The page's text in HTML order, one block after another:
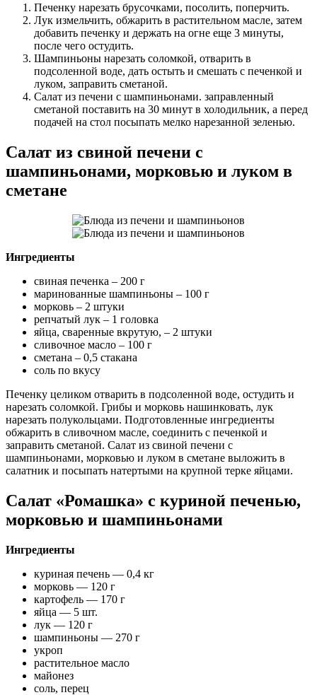
Печенку нарезать брусочками, посолить, поперчить.
Лук измельчить, обжарить в растительном масле, затем
добавить печенку и держать на огне еще 3 минуты,
после чего остудить.
Шампиньоны нарезать соломкой, отварить в
подсоленной воде, дать остыть и смешать с печенкой и
луком, заправить сметаной.
Салат из печени с шампиньонами. заправленный
сметаной поставить на 30 минут в холодильник, а перед
подачей на стол посыпать мелко нарезанной зеленью.
Салат из свиной печени с
шампиньонами, морковью и луком в
сметане
Ингредиенты
свиная печенка – 200 г
маринованные шампиньоны – 100 г
морковь – 2 штуки
репчатый лук – 1 головка
яйца, сваренные вкрутую, – 2 штуки
сливочное масло – 100 г
сметана – 0,5 стакана
соль по вкусу
Печенку целиком отварить в подсоленной воде, остудить и
нарезать соломкой. Грибы и морковь нашинковать, лук
нарезать полукольцами. Подготовленные ингредиенты
обжарить в сливочном масле, соединить с печенкой и
заправить сметаной. Салат из свиной печени с
шампиньонами, морковью и луком в сметане выложить в
салатник и посыпать натертыми на крупной терке яйцами.
Салат «Ромашка» с куриной печенью,
морковью и шампиньонами
Ингредиенты
куриная печень — 0,4 кг
морковь — 120 г
картофель — 170 г
яйца — 5 шт.
лук — 120 г
шампиньоны — 270 г
укроп
растительное масло
майонез
соль, перец